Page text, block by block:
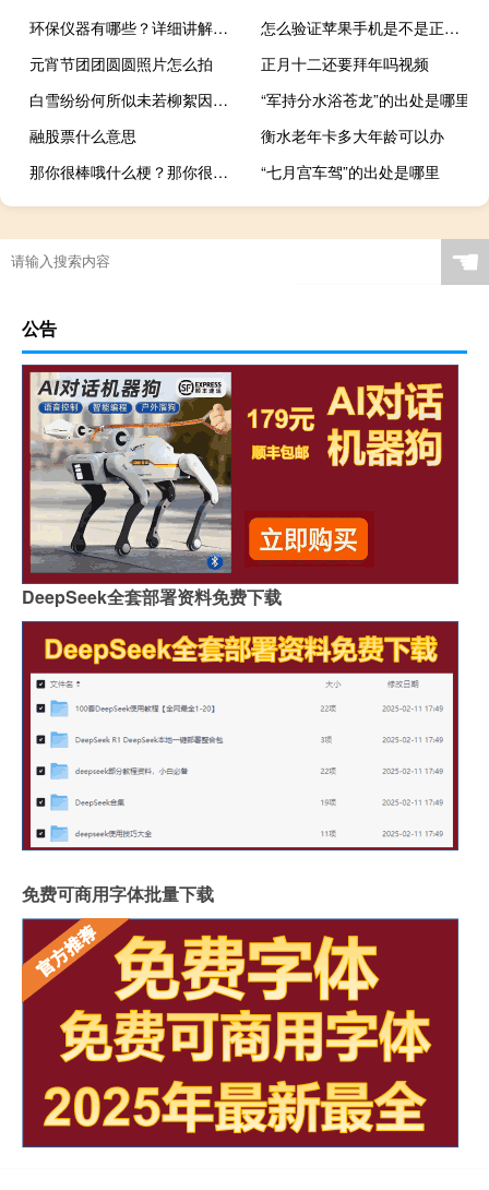
环保仪器有哪些？详细讲解各类环保仪器的使用方法
怎么验证苹果手机是不是正品新机（怎么验证苹果手机是不是正品）
元宵节团团圆圆照片怎么拍
正月十二还要拜年吗视频
白雪纷纷何所似未若柳絮因风起翻译成现代文
“军持分水浴苍龙”的出处是哪里
融股票什么意思
衡水老年卡多大年龄可以办
那你很棒哦什么梗？那你很棒哦是什么意思什么梗
“七月宫车驾”的出处是哪里
公文包是什么
☚
公告
DeepSeek全套部署资料免费下载
免费可商用字体批量下载